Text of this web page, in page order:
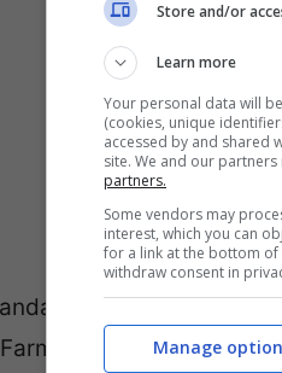
e conoscere come
ha pubblicato
Store and/or
Learn more
Your personal data will
(cookies, unique
accessed by and shared
site. We and our
partners.
Some vendors may
interest, which you can
for a link at the bottom
withdraw consent in
Manage